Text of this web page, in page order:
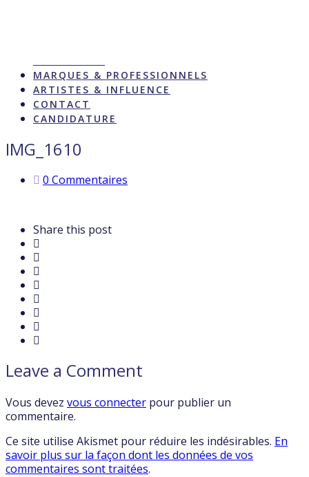
MARQUES & PROFESSIONNELS
ARTISTES & INFLUENCE
CONTACT
CANDIDATURE
IMG_1610
0 Commentaires
Share this post
Leave a Comment
Vous devez vous connecter pour publier un
commentaire.
Ce site utilise Akismet pour réduire les indésirables. En
savoir plus sur la façon dont les données de vos
commentaires sont traitées.